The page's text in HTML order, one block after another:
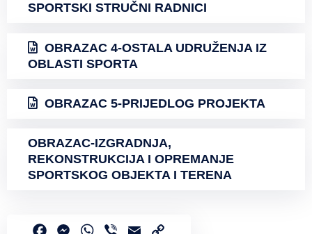
SPORTSKI STRUČNI RADNICI
OBRAZAC 4-OSTALA UDRUŽENJA IZ
OBLASTI SPORTA
OBRAZAC 5-PRIJEDLOG PROJEKTA
OBRAZAC-IZGRADNJA,
REKONSTRUKCIJA I OPREMANJE
SPORTSKOG OBJEKTA I TERENA
FacebookMessenger
WhatsApp
Viber Email